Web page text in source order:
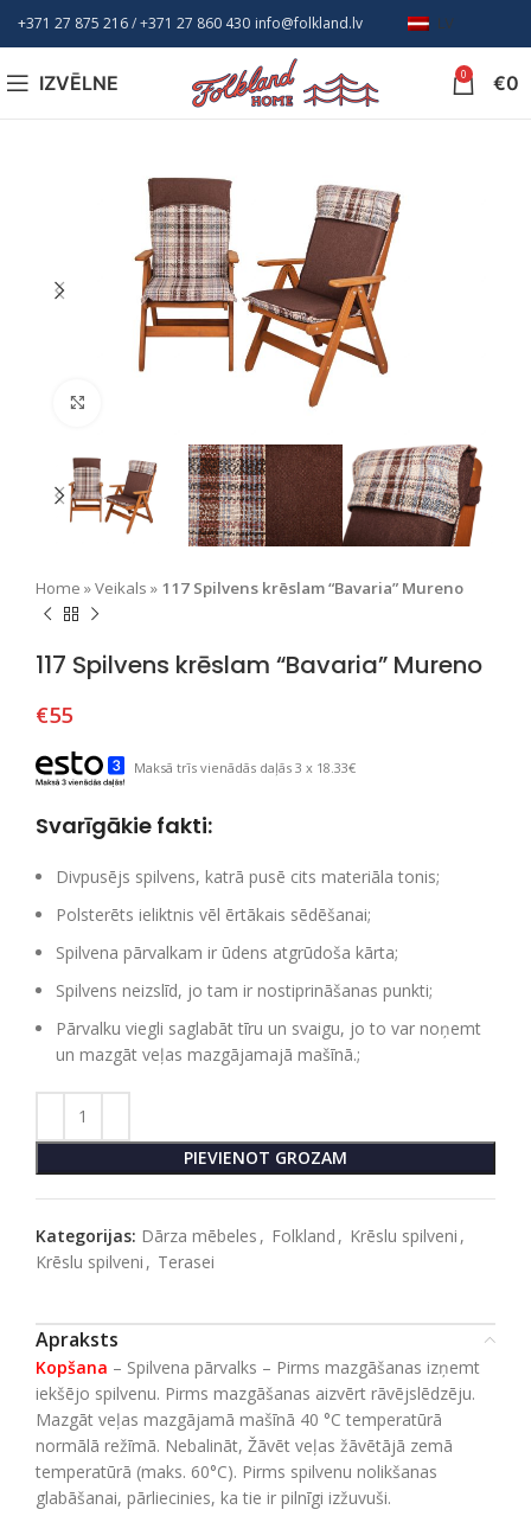
+371 27 875 216/ +371 27 860 430 info@folkland.lv LV
IZVĒLNE 0 €0
Home »Veikals » 117 Spilvens krēslam “Bavaria” Mureno
117 Spilvens krēslam “Bavaria” Mureno
€55
Maksā trīs vienādās daļās 3 x 18.33€
Svarīgākie fakti:
Divpusējs spilvens, katrā pusē cits materiāla tonis;
Polsterēts ieliktnis vēl ērtākais sēdēšanai;
Spilvena pārvalkam ir ūdens atgrūdoša kārta;
Spilvens neizslīd, jo tam ir nostiprināšanas punkti;
Pārvalku viegli saglabāt tīru un svaigu, jo to var noņemt
un mazgāt veļas mazgājamajā mašīnā.;
PIEVIENOT GROZAM
Kategorijas: Dārza mēbeles , Folkland , Krēslu spilveni ,
Krēslu spilveni , Terasei
Apraksts
Kopšana – Spilvena pārvalks – Pirms mazgāšanas izņemt
iekšējo spilvenu. Pirms mazgāšanas aizvērt rāvējslēdzēju.
Mazgāt veļas mazgājamā mašīnā 40 °C temperatūrā
normālā režīmā. Nebalināt, Žāvēt veļas žāvētājā zemā
temperatūrā (maks. 60°C). Pirms spilvenu nolikšanas
glabāšanai, pārliecinies, ka tie ir pilnīgi izžuvuši.